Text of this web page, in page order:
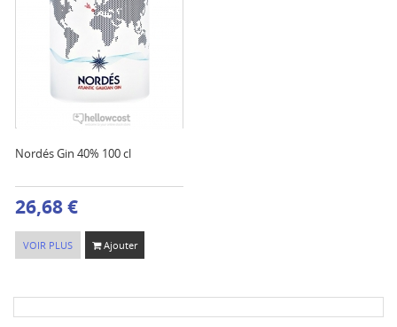
Nordés Gin 40% 100 cl
26,68 €
VOIR PLUS Ajouter